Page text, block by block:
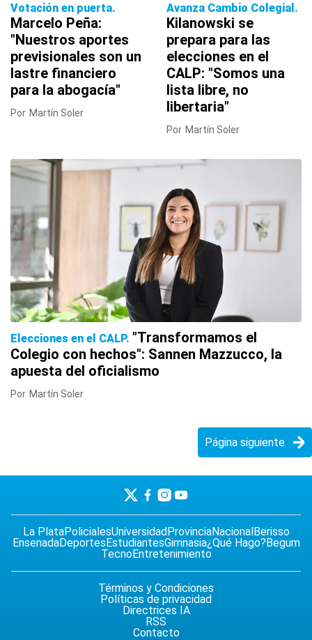
Votación en puerta
Marcelo Peña:
"Nuestros aportes
previsionales son un
lastre financiero
para la abogacía"
Por Martín Soler
Avanza Cambio Colegial
Kilanowski se
prepara para las
elecciones en el
CALP: "Somos una
lista libre, no
libertaria"
Por Martín Soler
Elecciones en el CALP "Transformamos el
Colegio con hechos": Sannen Mazzucco, la
apuesta del oficialismo
Por Martín Soler
Página siguiente
La PlataPolicialesUniversidadProvinciaNacionalBerisso
EnsenadaDeportesEstudiantesGimnasia¿Qué Hago?Begum
TecnoEntretenimiento
Términos y Condiciones
Políticas de privacidad
Directrices IA
RSS
Contacto